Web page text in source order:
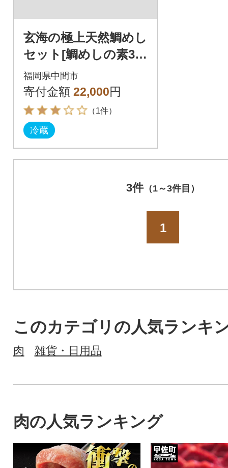
玄海の極上天然鯛めし
セット[鯛めしの素3合
炊用、お米3合、天然
水500ml、土鍋]
福岡県中間市
寄付金額 22,000円
（1件）
冷蔵
3件（1～3件目）
1
このカテゴリの人気ランキ
肉 雑貨・日用品
肉の人気ランキング